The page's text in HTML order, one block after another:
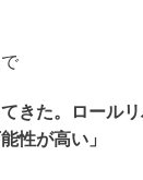
きた。ロール
性が高い」